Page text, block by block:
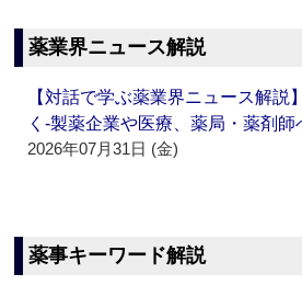
薬業界ニュース解説
【対話で学ぶ薬業界ニュース解説
く‐製薬企業や医療、薬局・薬剤
2026年07月31日 (金)
薬事キーワード解説